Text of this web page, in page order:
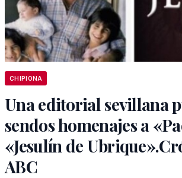
CHIPIONA
Una editorial sevillana
sendos homenajes a
«Jesulín de
ABC